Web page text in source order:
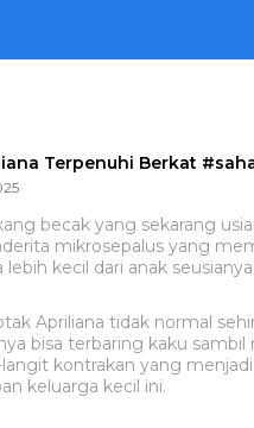
Terpenuhi Berkat
becak yang sekarang
mikrosepalus yang
lebih kecil dari anak seusianya.
Apriliana tidak normal
bisa terbaring kaku sambil
kontrakan yang menjadi
keluarga kecil ini.